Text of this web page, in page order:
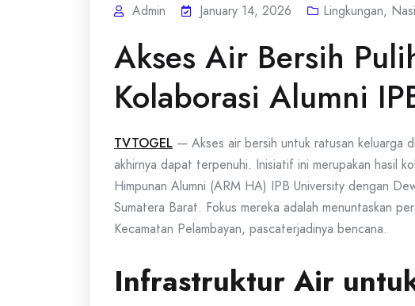
Admin January 14, 2026 Lingkungan,
Akses Air Bersih
Kolaborasi Alumni
TVTOGEL — Akses air bersih untuk ratusan keluarga
akhirnya dapat terpenuhi. Inisiatif ini merupakan hasil
Himpunan Alumni (ARM HA) IPB University dengan
Sumatera Barat. Fokus mereka adalah menuntaskan
Kecamatan Pelambayan, pascaterjadinya bencana.
Infrastruktur Air